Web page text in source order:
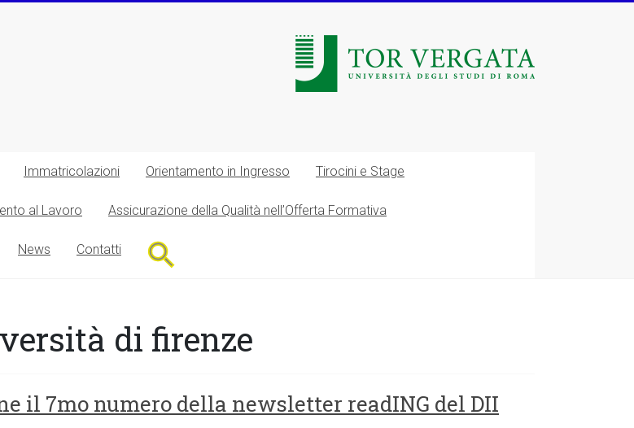
Immatricolazioni Orientamento in Ingresso Tirocini e Stage
al Lavoro Assicurazione della Qualità nell’Offerta Formativa
News Contatti
di firenze
il 7mo numero della newsletter readING del DII